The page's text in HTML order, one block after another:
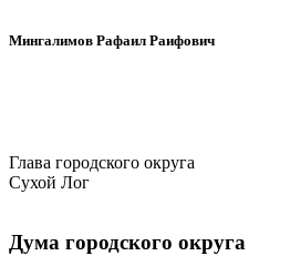
Мингалимов Рафаил Раифович
Глава городского округа
Сухой Лог
Дума городского округа